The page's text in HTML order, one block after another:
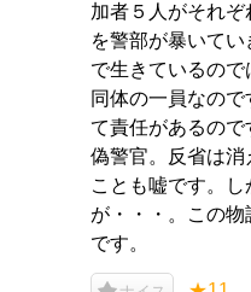
加者５人がそれ
を警部が暴いて
で生きているの
同体の一員なの
て責任があるの
偽警官。反省は消
ことも嘘です。
が・・・。この
です。